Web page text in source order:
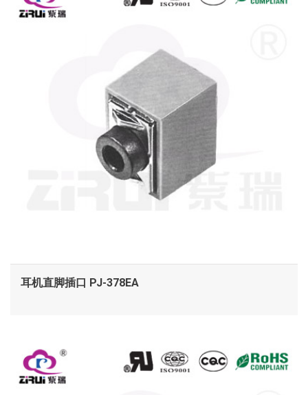
耳机直脚插口 PJ-378EA
查看